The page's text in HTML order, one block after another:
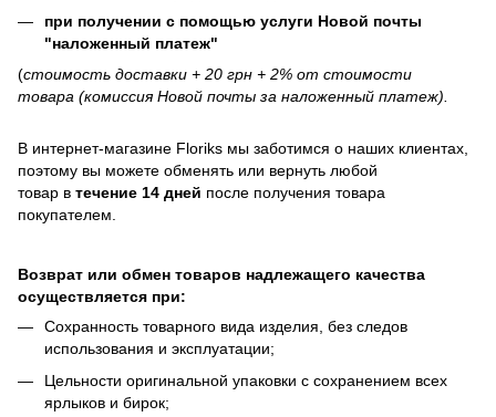
при получении с помощью услуги Новой почты
"наложенный платеж"
(стоимость доставки + 20 грн + 2% от стоимости
товара (комиссия Новой почты за наложенный платеж).
В интернет-магазине Floriks мы заботимся о наших клиентах,
поэтому вы можете обменять или вернуть любой
товар в течение 14 дней после получения товара
покупателем.
Возврат или обмен товаров надлежащего качества
осуществляется при:
Сохранность товарного вида изделия, без следов
использования и эксплуатации;
Цельности оригинальной упаковки с сохранением всех
ярлыков и бирок;